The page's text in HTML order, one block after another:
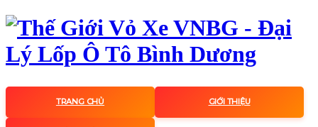
TRANG CHỦ GIỚI THIỆU